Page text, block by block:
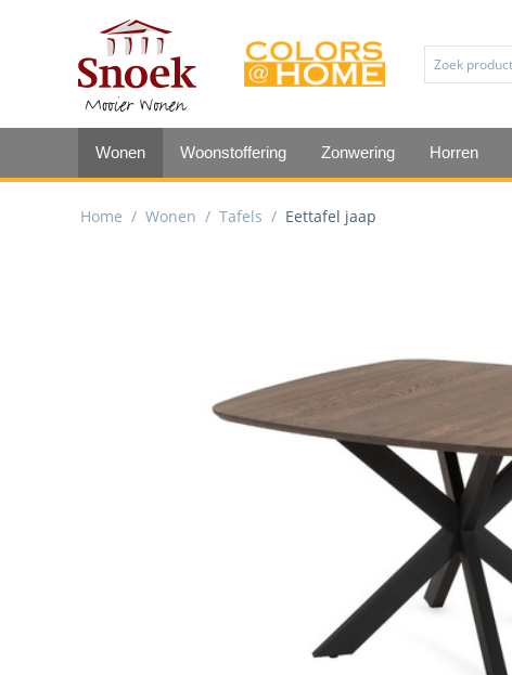
Wonen Woonstoffering Zonwering Horren
Home / Wonen / Tafels / Eettafel jaap